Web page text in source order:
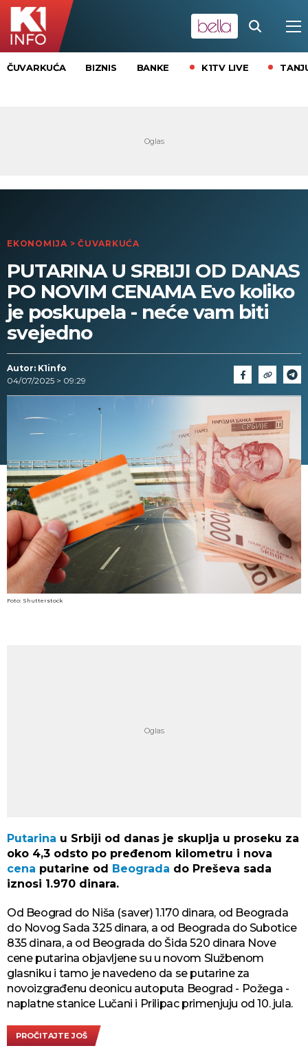
ČUVARKUĆA BIZNIS BANKE K1TV LIVE
EKONOMIJA > ČUVARKUĆA
PUTARINA U SRBIJI OD DANAS
PO NOVIM CENAMA Evo koliko
je poskupela - neće vam biti
svejedno
Autor: K1info
04/07/2025 > 09:29
Foto: Shutterstock
Putarina u Srbiji od danas je skuplja u proseku za
oko 4,3 odsto po pređenom kilometru i nova
cena putarine od Beograda do Preševa sada
iznosi 1.970 dinara.
Od Beograd do Niša (saver) 1.170 dinara, od Beograda
do Novog Sada 325 dinara, a od Beograda do Subotice
835 dinara, a od Beograda do Šida 520 dinara Nove
cene putarina objavljene su u novom Službenom
glasniku i tamo je navedeno da se putarine za
novoizgrađenu deonicu autoputa Beograd - Požega -
naplatne stanice Lučani i Prilipac primenjuju od 10. jula.
PROČITAJTE JOŠ